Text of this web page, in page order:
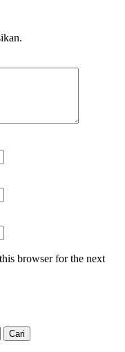
browser for the next